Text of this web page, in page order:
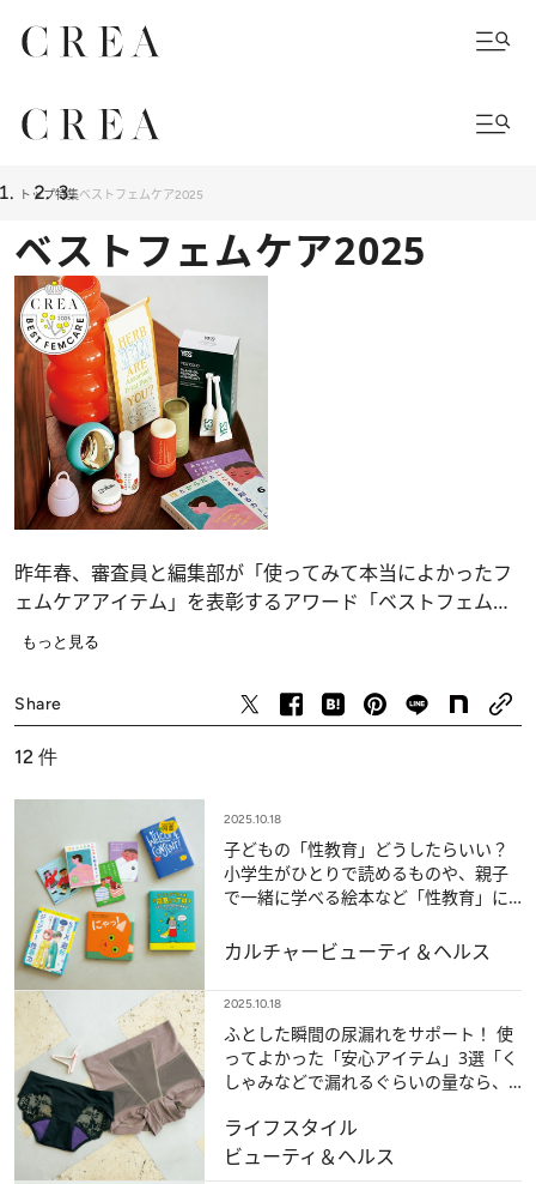
トップ特集ベストフェムケア2025
ベストフェムケア2025
昨年春、審査員と編集部が「使ってみて本当によかったフ
ェムケアアイテム」を表彰するアワード「ベストフェムケ
ア」を開催しました。そこから1年半、フェムケアが浸透
お悩み別に「ベストフェムケア」を発表します！
もっと見る
Share
12 件
2025.10.18
子どもの「性教育」どうしたらいい？
小学生がひとりで読めるものや、親子
で一緒に学べる絵本など「性教育」に
カルチャービューティ＆ヘルス
2025.10.18
ふとした瞬間の尿漏れをサポート！ 使
ってよかった「安心アイテム」3選「く
しゃみなどで漏れるぐらいの量なら、
ライフスタイル
ビューティ＆ヘルス